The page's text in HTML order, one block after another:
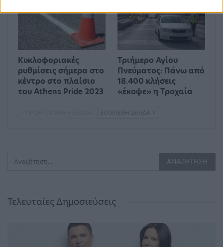
Κυκλοφοριακές
ρυθμίσεις σήμερα στο
κέντρο στο πλαίσιο
του Athens Pride 2023
Τριήμερο Αγίου
Πνεύματος: Πάνω από
18.400 κλήσεις
«έκοψε» η Τροχαία
ΕΠΌΜΕΝΗ ΣΕΛΊΔΑ
Τελευταίες Δημοσιεύσεις